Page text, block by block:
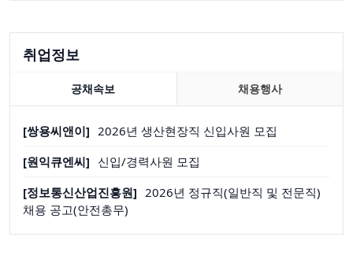
취업정보
공채속보 채용행사
[쌍용씨앤이] 2026년 생산현장직 신입사원 모집
[원익큐엔씨] 신입/경력사원 모집
[정보통신산업진흥원] 2026년 정규직(일반직 및 전문직)
채용 공고(안전총무)